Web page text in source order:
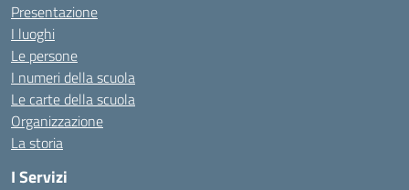
Presentazione
I luoghi
Le persone
I numeri della scuola
Le carte della scuola
Organizzazione
La storia
I Servizi